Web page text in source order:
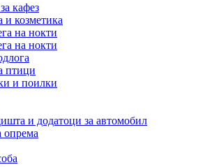
кафез
и козметика
на нокти
на нокти
птици
и поилки
и додатоци за автомобил
опрема